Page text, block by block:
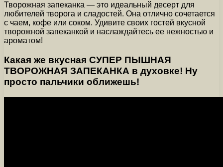
Творожная запеканка — это идеальный десерт для
любителей творога и сладостей. Она отлично сочетается
с чаем, кофе или соком. Удивите своих гостей вкусной
творожной запеканкой и наслаждайтесь ее нежностью и
ароматом!
Какая же вкусная СУПЕР ПЫШНАЯ
ТВОРОЖНАЯ ЗАПЕКАНКА в духовке! Ну
просто пальчики оближешь!